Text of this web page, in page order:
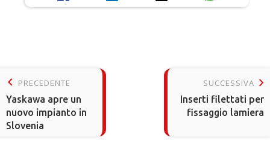
keyboard_arrow_left PRECEDENTE
Yaskawa apre un
nuovo impianto in
Slovenia
SUCCESSIVA keyboard_arrow_right
Inserti filettati per
fissaggio lamiera